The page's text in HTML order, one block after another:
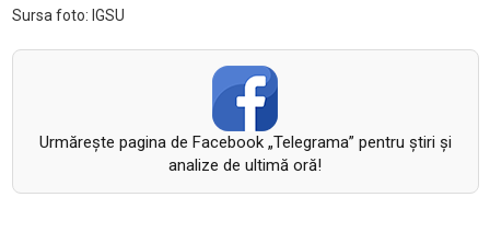
Sursa foto: IGSU
Urmăreşte pagina de Facebook „Telegrama” pentru ştiri şi
analize de ultimă oră!